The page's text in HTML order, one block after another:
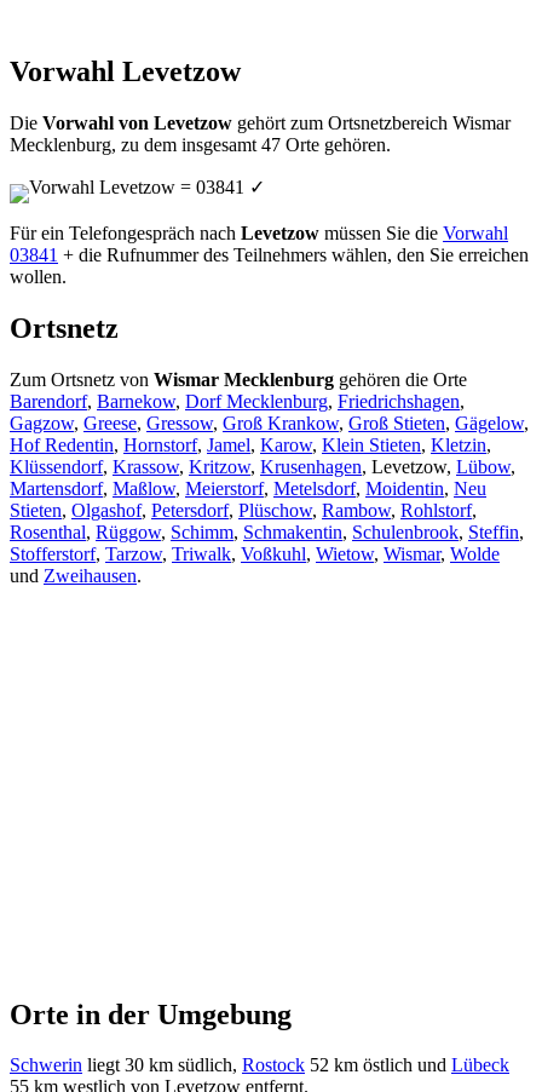
Vorwahl Levetzow
Die Vorwahl von Levetzow gehört zum Ortsnetzbereich Wismar
Mecklenburg, zu dem insgesamt 47 Orte gehören.
Vorwahl Levetzow = 03841 ✓
Für ein Telefongespräch nach Levetzow müssen Sie die Vorwahl
03841 + die Rufnummer des Teilnehmers wählen, den Sie erreichen
wollen.
Ortsnetz
Zum Ortsnetz von Wismar Mecklenburg gehören die Orte
Barendorf, Barnekow, Dorf Mecklenburg, Friedrichshagen,
Gagzow, Greese, Gressow, Groß Krankow, Groß Stieten, Gägelow,
Hof Redentin, Hornstorf, Jamel, Karow, Klein Stieten, Kletzin,
Klüssendorf, Krassow, Kritzow, Krusenhagen, Levetzow, Lübow,
Martensdorf, Maßlow, Meierstorf, Metelsdorf, Moidentin, Neu
Stieten, Olgashof, Petersdorf, Plüschow, Rambow, Rohlstorf,
Rosenthal, Rüggow, Schimm, Schmakentin, Schulenbrook, Steffin,
Stofferstorf, Tarzow, Triwalk, Voßkuhl, Wietow, Wismar, Wolde
und Zweihausen.
Orte in der Umgebung
Schwerin liegt 30 km südlich, Rostock 52 km östlich und Lübeck
55 km westlich von Levetzow entfernt.